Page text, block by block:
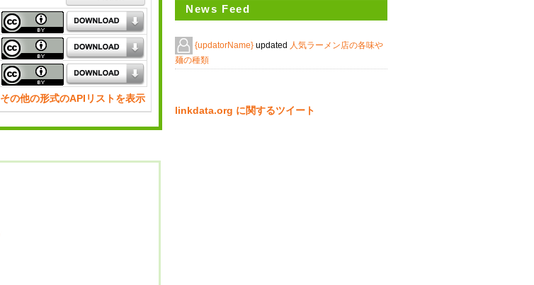
その他の形式のAPIリストを表示
News Feed
{updatorName} updated 人気ラーメン店の各味や
麺の種類
linkdata.org に関するツイート